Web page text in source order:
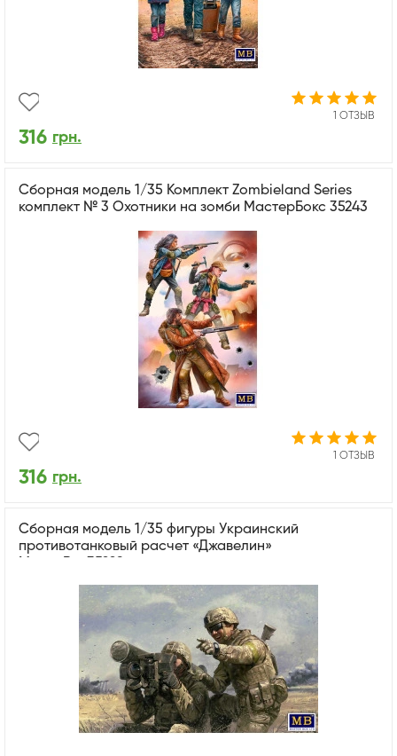
1 ОТЗЫВ
316 грн.
Сборная модель 1/35 Комплект Zombieland Series
комплект № 3 Охотники на зомби МастерБокс 35243
1 ОТЗЫВ
316 грн.
Сборная модель 1/35 фигуры Украинский
противотанковый расчет «Джавелин»